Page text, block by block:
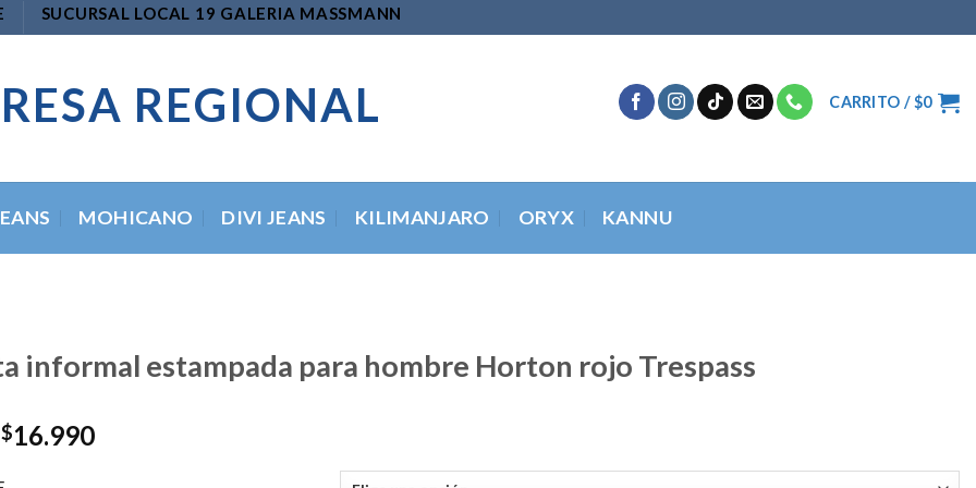
SUCURSAL LOCAL 19 GALERIA MASSMANN
REGIONAL CARRITO /$0
MOHICANO DIVI JEANS KILIMANJARO ORYX KANNU
informal estampada para hombre Horton rojo Trespass
El
$16.990El